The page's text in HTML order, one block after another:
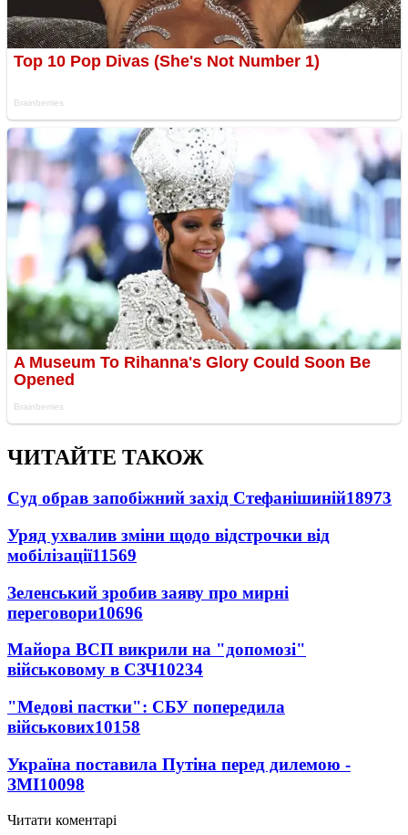
ЧИТАЙТЕ ТАКОЖ
Суд обрав запобіжний захід Стефанішиній18973
Уряд ухвалив зміни щодо відстрочки від
мобілізації11569
Зеленський зробив заяву про мирні
переговори10696
Майора ВСП викрили на "допомозі"
військовому в СЗЧ10234
"Медові пастки": СБУ попередила
військових10158
Україна поставила Путіна перед дилемою -
ЗМІ10098
Читати коментарі